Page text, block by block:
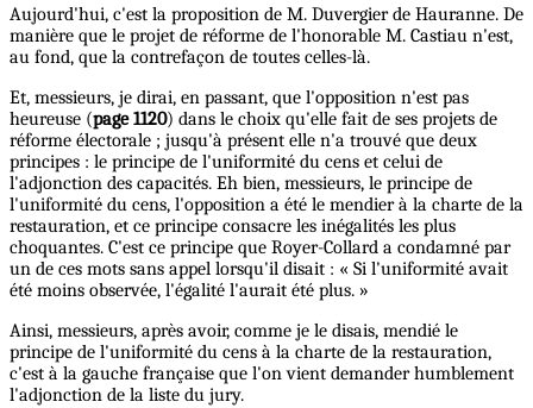
Aujourd'hui, c'est la proposition de M. Duvergier de Hauranne. De
manière que le projet de réforme de l'honorable M. Castiau n'est,
au fond, que la contrefaçon de toutes celles-là.
Et, messieurs, je dirai, en passant, que l'opposition n'est pas
heureuse (page 1120) dans le choix qu'elle fait de ses projets de
réforme électorale ; jusqu'à présent elle n'a trouvé que deux
principes : le principe de l'uniformité du cens et celui de
l'adjonction des capacités. Eh bien, messieurs, le principe de
l'uniformité du cens, l'opposition a été le mendier à la charte de la
restauration, et ce principe consacre les inégalités les plus
choquantes. C'est ce principe que Royer-Collard a condamné par
un de ces mots sans appel lorsqu'il disait : « Si l'uniformité avait
été moins observée, l'égalité l'aurait été plus. »
Ainsi, messieurs, après avoir, comme je le disais, mendié le
principe de l'uniformité du cens à la charte de la restauration,
c'est à la gauche française que l'on vient demander humblement
l'adjonction de la liste du jury.